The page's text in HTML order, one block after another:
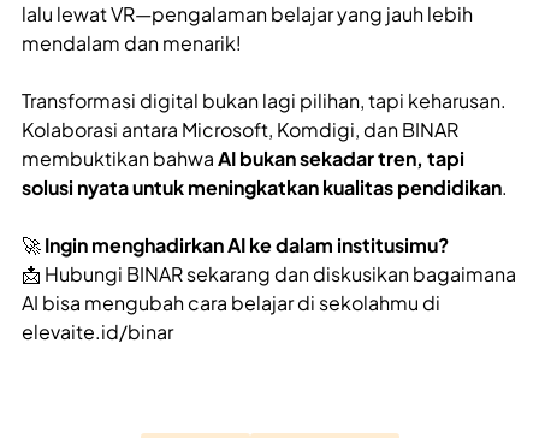
lalu lewat VR—pengalaman belajar yang jauh lebih
mendalam dan menarik!
Transformasi digital bukan lagi pilihan, tapi keharusan.
Kolaborasi antara Microsoft, Komdigi, dan BINAR
membuktikan bahwaAI bukan sekadar tren, tapi
solusi nyata untuk meningkatkan kualitas pendidikan.
🚀Ingin menghadirkan AI ke dalam institusimu?
📩 Hubungi BINAR sekarang dan diskusikan bagaimana
AI bisa mengubah cara belajar di sekolahmu di
elevaite.id/binar